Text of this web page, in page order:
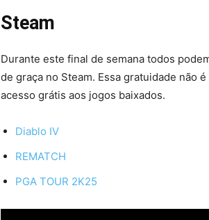
Steam
Durante este final de semana todos
de graça no Steam. Essa gratuidade não
acesso grátis aos jogos baixados.
Diablo IV
REMATCH
PGA TOUR 2K25